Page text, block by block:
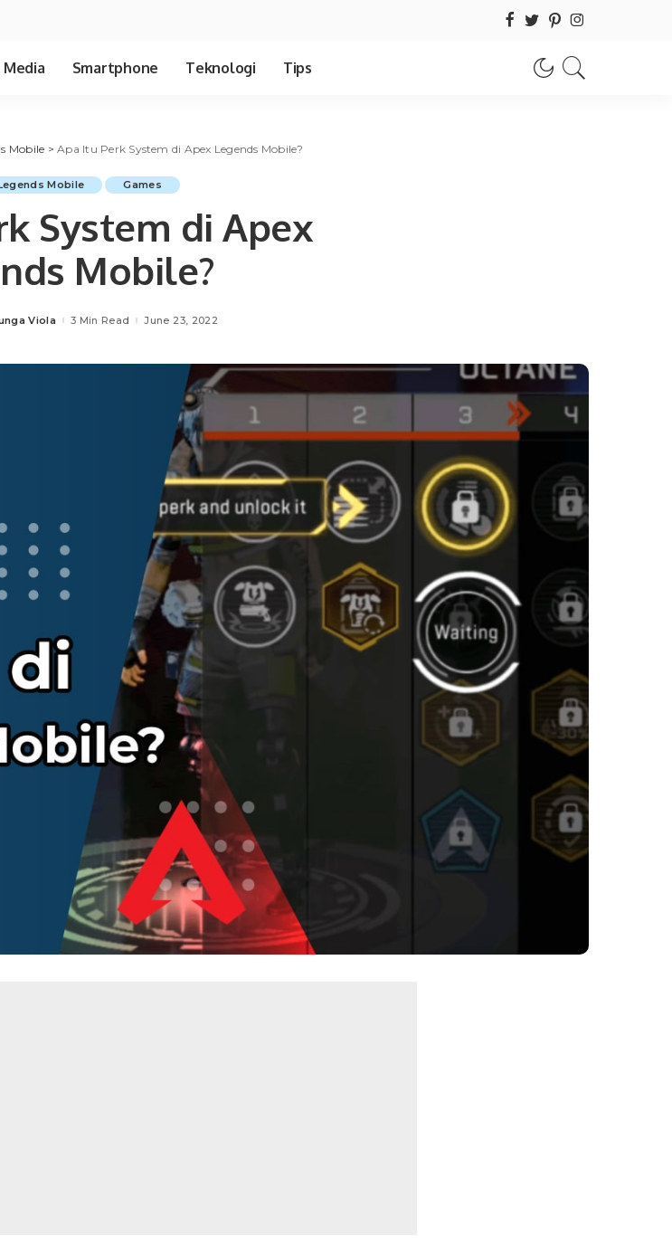
Media Smartphone Teknologi Tips
Mobile >Apa Itu Perk System di Apex Legends Mobile?
Mobile Games
System di Apex
Mobile?
Viola 3 Min Read June 23, 2022